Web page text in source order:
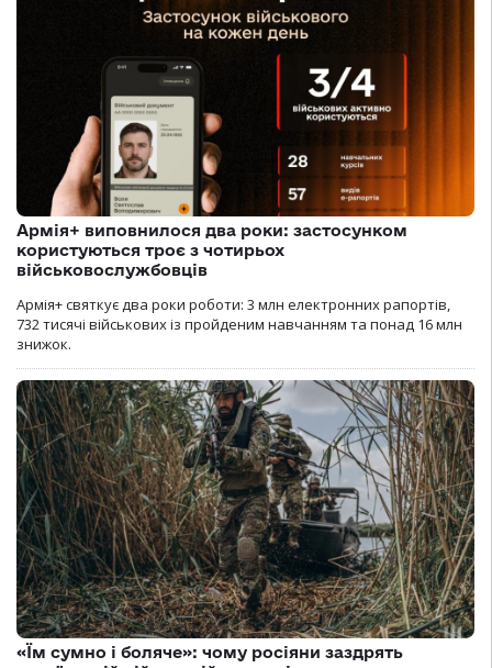
Армія+ виповнилося два роки: застосунком
користуються троє з чотирьох
військовослужбовців
Армія+ святкує два роки роботи: 3 млн електронних рапортів,
732 тисячі військових із пройденим навчанням та понад 16 млн
знижок.
«Їм сумно і боляче»: чому росіяни заздрять